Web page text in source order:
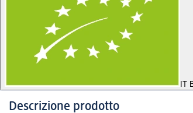
IT
Descrizione prodotto